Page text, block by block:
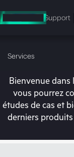
au
contenu
Support
Services
Bienvenue dans
vous pourrez
études de cas et
derniers